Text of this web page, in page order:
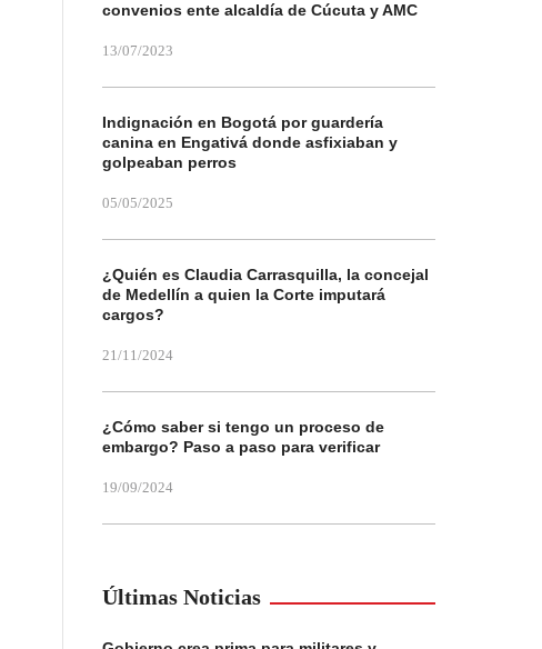
convenios ente alcaldía de Cúcuta y AMC
13/07/2023
Indignación en Bogotá por guardería
canina en Engativá donde asfixiaban y
golpeaban perros
05/05/2025
¿Quién es Claudia Carrasquilla, la concejal
de Medellín a quien la Corte imputará
cargos?
21/11/2024
¿Cómo saber si tengo un proceso de
embargo? Paso a paso para verificar
19/09/2024
Últimas Noticias